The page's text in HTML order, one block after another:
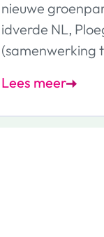
nieuwe
idverde NL,
(samenwerking
het realiseren,
verbeteren van
Lees meer